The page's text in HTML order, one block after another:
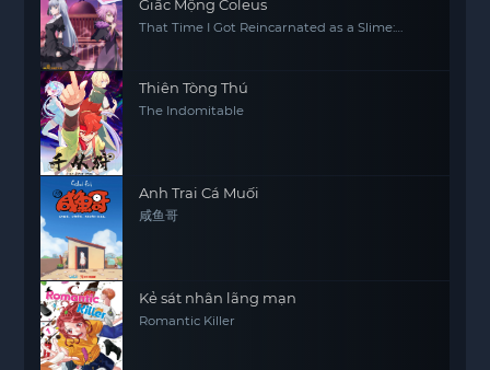
Giấc Mộng Coleus
That Time I Got Reincarnated as a Slime:
Thiên Tòng Thú
The Indomitable
Anh Trai Cá Muối
咸鱼哥
Kẻ sát nhân lãng mạn
Romantic Killer